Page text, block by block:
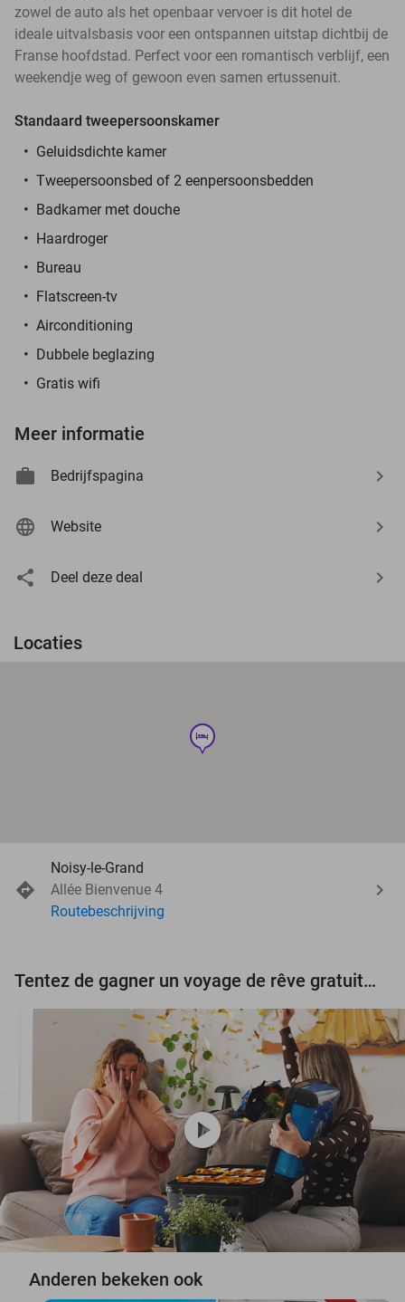
zowel de auto als het openbaar vervoer is dit hotel de
ideale uitvalsbasis voor een ontspannen uitstap dichtbij de
Franse hoofdstad. Perfect voor een romantisch verblijf, een
weekendje weg of gewoon even samen ertussenuit.
Standaard tweepersoonskamer
Geluidsdichte kamer
Tweepersoonsbed of 2 eenpersoonsbedden
Badkamer met douche
Haardroger
Bureau
Flatscreen-tv
Airconditioning
Dubbele beglazing
Gratis wifi
Meer informatie
Bedrijfspagina
Website
Deel deze deal
Locaties
hotel
Noisy-le-Grand
Allée Bienvenue 4
Routebeschrijving
Tentez de gagner un voyage de rêve gratuit d'une valeur de 3.000 € !
play_circle
Anderen bekeken ook